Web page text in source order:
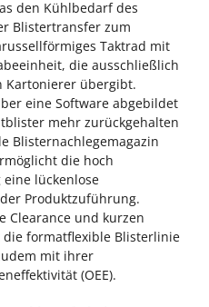
den Kühlbedarf des
Blistertransfer zum
Taktrad mit
die ausschließlich
Kartonierer übergibt.
eine Software abgebildet
mehr zurückgehalten
Blisternachlegemagazin
die hoch
lückenlose
Produktzuführung.
Clearance und kurzen
formatflexible Blisterlinie
mit ihrer
(OEE).